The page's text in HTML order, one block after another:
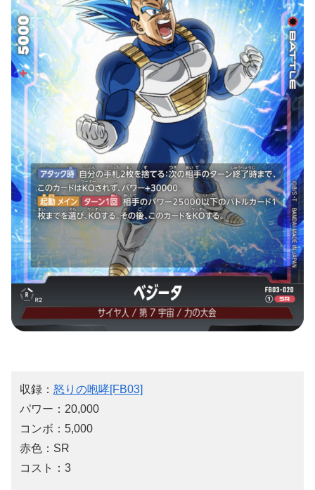
収録： 怒りの咆哮[FB03]
パワー：20,000
コンボ：5,000
赤色：SR
コスト：3